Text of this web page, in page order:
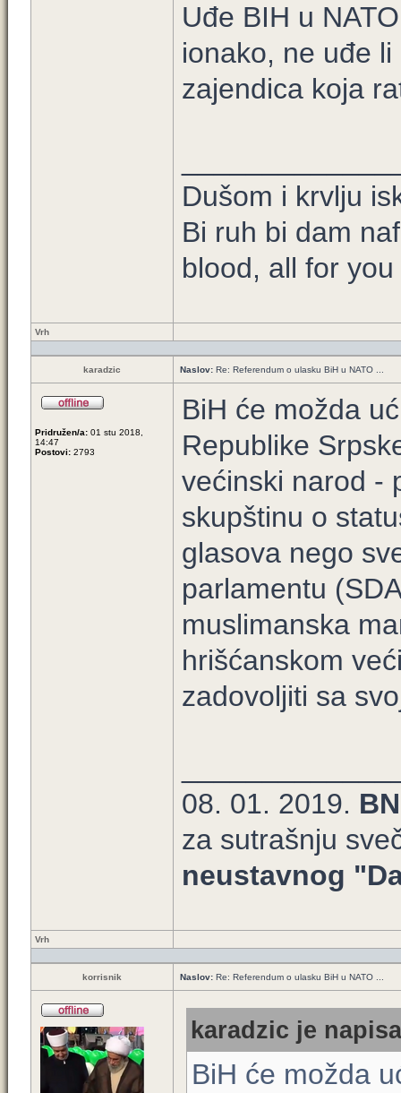
Uđe BIH u
ionako, ne uđe
zajendica koja
Dušom i krvlju
Bi ruh bi dam
blood, all for
Vrh
karadzic Naslov: Re: Referendum o ulasku BiH u NATO ...
Pridružen/a: 01 stu 2018,
14:47
Postovi: 2793
BiH će možda
Republike
većinski narod -
skupštinu o
glasova nego
parlamentu
muslimanska
hrišćanskom
zadovoljiti sa
08. 01. 2019.
za sutrašnju
neustavnog
Vrh
korrisnik Naslov: Re: Referendum o ulasku BiH u NATO ...
karadzic je
BiH će možda